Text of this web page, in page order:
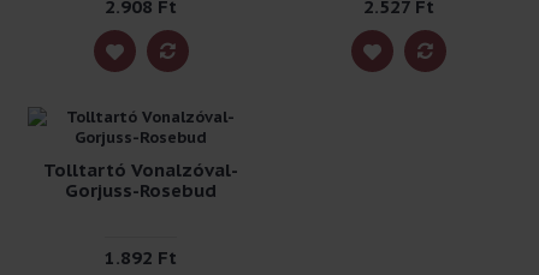
2.908 Ft 2.527 Ft
Tolltartó Vonalzóval-
Gorjuss-Rosebud
1.892 Ft